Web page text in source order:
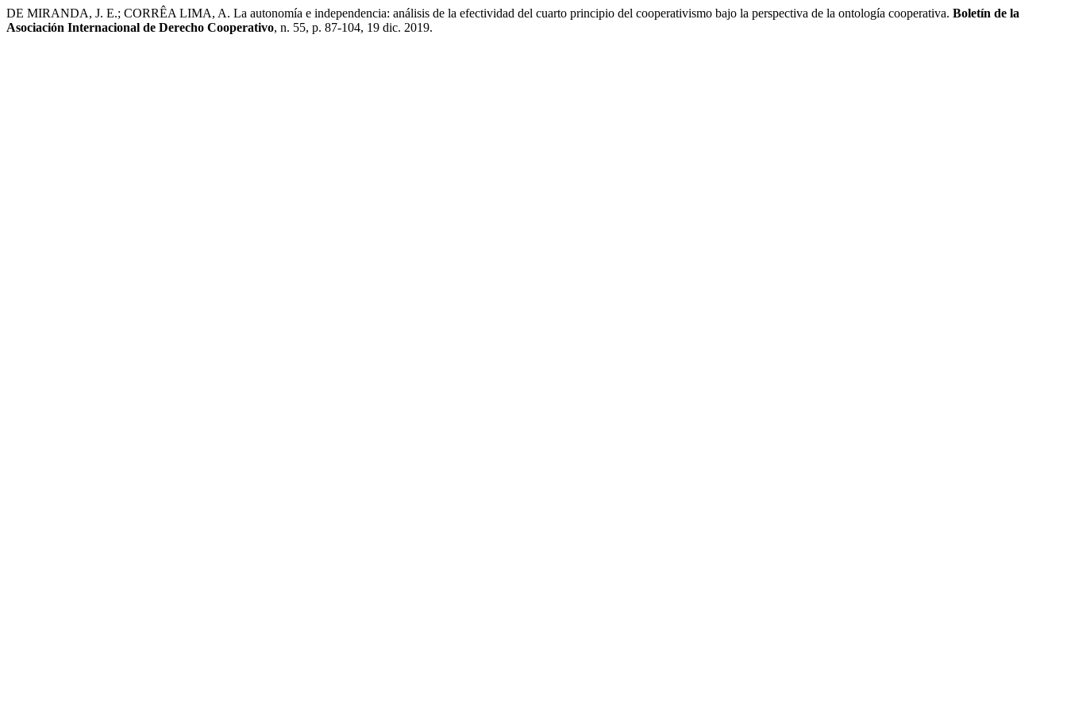
DE MIRANDA, J. E.; CORRÊA LIMA, A. La autonomía e independencia: análisis de la efectividad del cuarto principio del cooperativismo bajo la perspectiva de la ontología cooperativa. Boletín de la
Asociación Internacional de Derecho Cooperativo, n. 55, p. 87-104, 19 dic. 2019.